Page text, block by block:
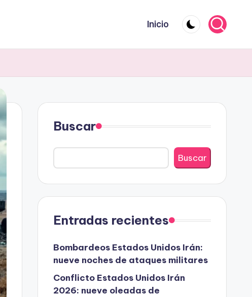
Inicio
Buscar
Buscar
Entradas recientes
Bombardeos Estados Unidos Irán:
nueve noches de ataques militares
Conflicto Estados Unidos Irán
2026: nueve oleadas de